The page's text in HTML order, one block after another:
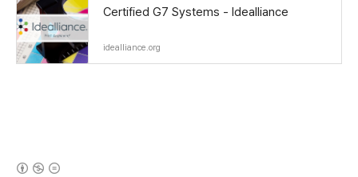
Certified G7 Systems - Idealliance
idealliance.org